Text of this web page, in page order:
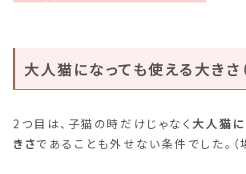
大人猫になっても使える大きさ
2つ目は、子猫の時だけじゃなく 大人猫
きさであることも外せない条件でした。（